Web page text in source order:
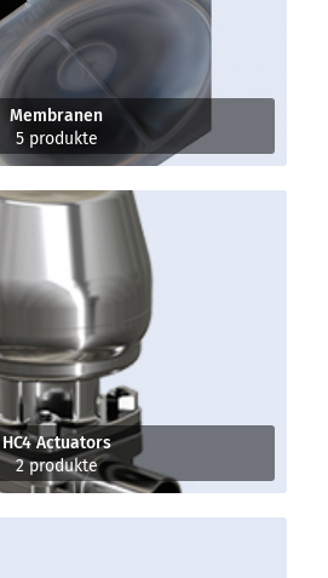
Membranen
5 produkte
HC4 Actuators
2 produkte